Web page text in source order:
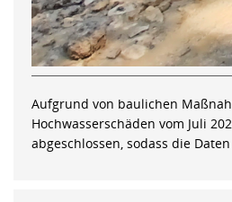
Aufgrund von baulichen
Hochwasserschäden vom Juli
abgeschlossen, sodass die